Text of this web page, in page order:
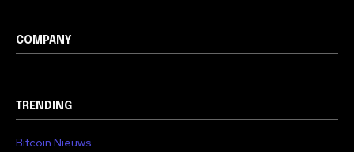
COMPANY
TRENDING
Bitcoin Nieuws